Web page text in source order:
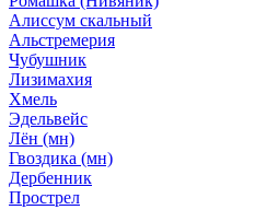
Алиссум скальный
Альстремерия
Чубушник
Лизимахия
Хмель
Эдельвейс
Лён (мн)
Гвоздика (мн)
Дербенник
Прострел